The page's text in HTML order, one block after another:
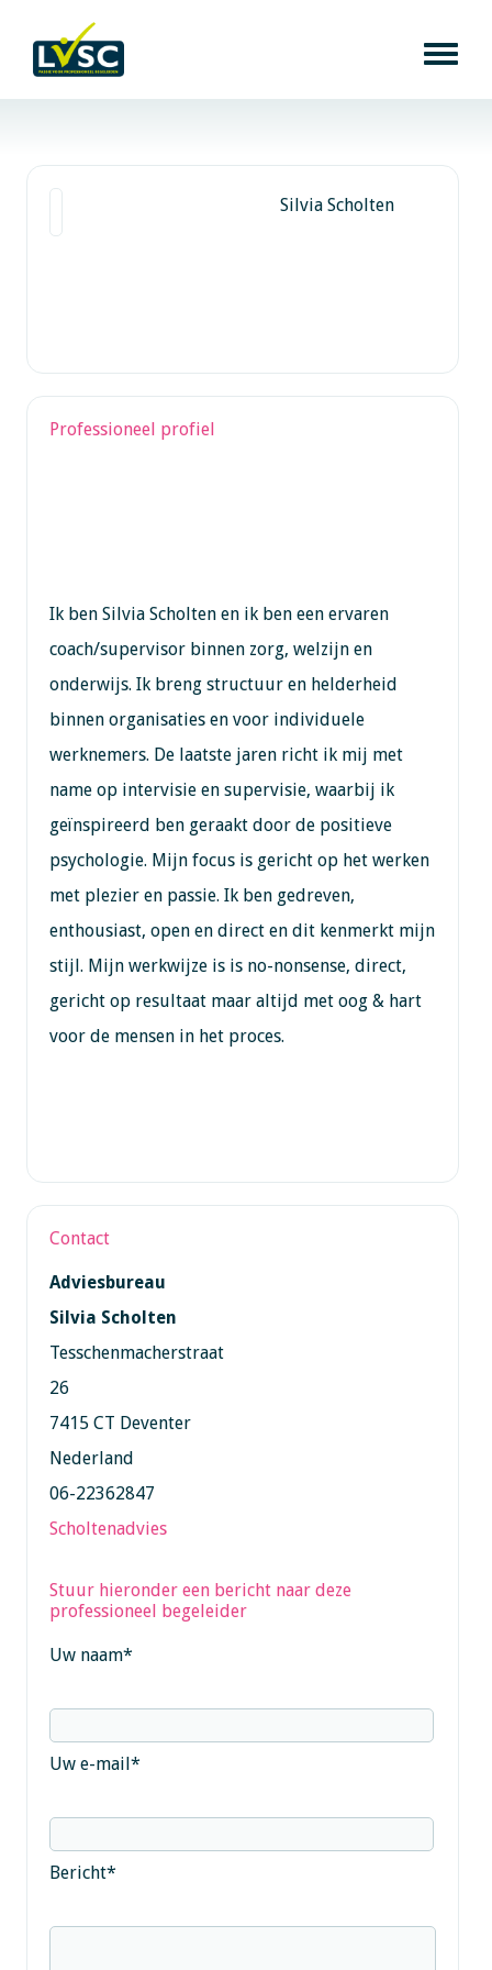
Silvia Scholten
Professioneel profiel
Ik ben Silvia Scholten en ik ben een ervaren
coach/supervisor binnen zorg, welzijn en
onderwijs. Ik breng structuur en helderheid
binnen organisaties en voor individuele
werknemers. De laatste jaren richt ik mij met
name op intervisie en supervisie, waarbij ik
geïnspireerd ben geraakt door de positieve
psychologie. Mijn focus is gericht op het werken
met plezier en passie. Ik ben gedreven,
enthousiast, open en direct en dit kenmerkt mijn
stijl. Mijn werkwijze is is no-nonsense, direct,
gericht op resultaat maar altijd met oog & hart
voor de mensen in het proces.
Contact
Adviesbureau
Silvia Scholten
Tesschenmacherstraat
26
7415 CT Deventer
Nederland
06-22362847
Scholtenadvies
Stuur hieronder een bericht naar deze
professioneel begeleider
Uw naam*
Uw e-mail*
Bericht*